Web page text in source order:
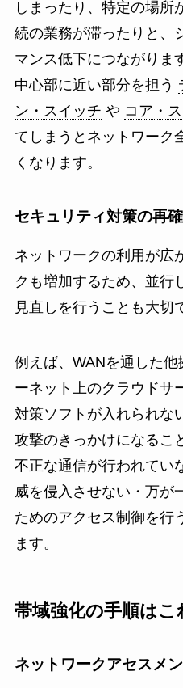
しまったり、特定の場所
続の業務が滞ったりと、
マンス低下につながりま
中心部に近い部分を担う
ン・スイッチ や コア・
てしまうとネットワーク
くなります。
セキュリティ対策の再
ネットワークの利用が広
クも増加するため、並行
見直しを行うことも大切
例えば、WANを通した
ーネット上のクラウドサ
対策ソフトが入れられな
攻撃のきっかけになるこ
不正な通信が行われてい
威を侵入させない・万が
ためのアクセス制御を行
ます。
帯域強化の手順はこ
ネットワークアセスメ